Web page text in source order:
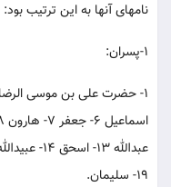
نام‏هاى آنها به اين ترتيب بود:
1-پسران:
19- سليمان.